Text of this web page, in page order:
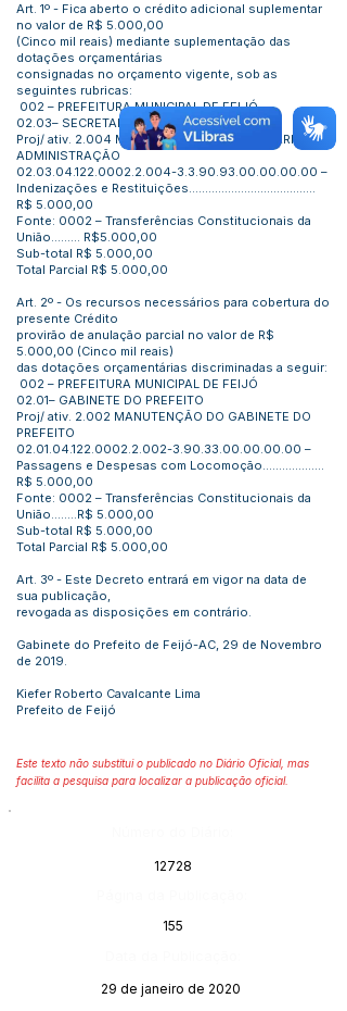
Art. 1º - Fica aberto o crédito adicional suplementar
no valor de R$ 5.000,00
(Cinco mil reais) mediante suplementação das
dotações orçamentárias
consignadas no orçamento vigente, sob as
seguintes rubricas:
002 – PREFEITURA MUNICIPAL DE FEIJÓ
02.03– SECRETARIA DE ADMINISTRAÇÃO
Proj/ ativ. 2.004 MANUTENÇÃO DA SECRETARIA DE
ADMINISTRAÇÃO
02.03.04.122.0002.2.004-3.3.90.93.00.00.00.00 –
Indenizações e Restituições.......................................
R$ 5.000,00
Fonte: 0002 – Transferências Constitucionais da
União......... R$5.000,00
Sub-total R$ 5.000,00
Total Parcial R$ 5.000,00
Art. 2º - Os recursos necessários para cobertura do
presente Crédito
provirão de anulação parcial no valor de R$
5.000,00 (Cinco mil reais)
das dotações orçamentárias discriminadas a seguir:
002 – PREFEITURA MUNICIPAL DE FEIJÓ
02.01– GABINETE DO PREFEITO
Proj/ ativ. 2.002 MANUTENÇÃO DO GABINETE DO
PREFEITO
02.01.04.122.0002.2.002-3.90.33.00.00.00.00 –
Passagens e Despesas com Locomoção...................
R$ 5.000,00
Fonte: 0002 – Transferências Constitucionais da
União........R$ 5.000,00
Sub-total R$ 5.000,00
Total Parcial R$ 5.000,00
Art. 3º - Este Decreto entrará em vigor na data de
sua publicação,
revogada as disposições em contrário.
Gabinete do Prefeito de Feijó-AC, 29 de Novembro
de 2019.
Kiefer Roberto Cavalcante Lima
Prefeito de Feijó
Este texto não substitui o publicado no Diário Oficial, mas
facilita a pesquisa para localizar a publicação oficial.
12728
155
29 de janeiro de 2020